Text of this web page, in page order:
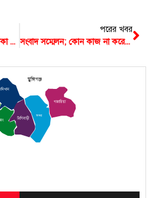
মুন্সিগঞ্জে করোনায় আক্রান্ত ও টিকা গ্রহীতার সংখ্যা কমেছে
পরের খবর
সংবাদ সম্মেলন; কোন কাজ না করেই সহযোগী সংগঠন হতে চায় ‘মুক্তিযুদ্ধ প্রজন্মলীগ’
টংগিবাড়ী
সদর
গজারিয়া
মুন্সিগঞ্জ